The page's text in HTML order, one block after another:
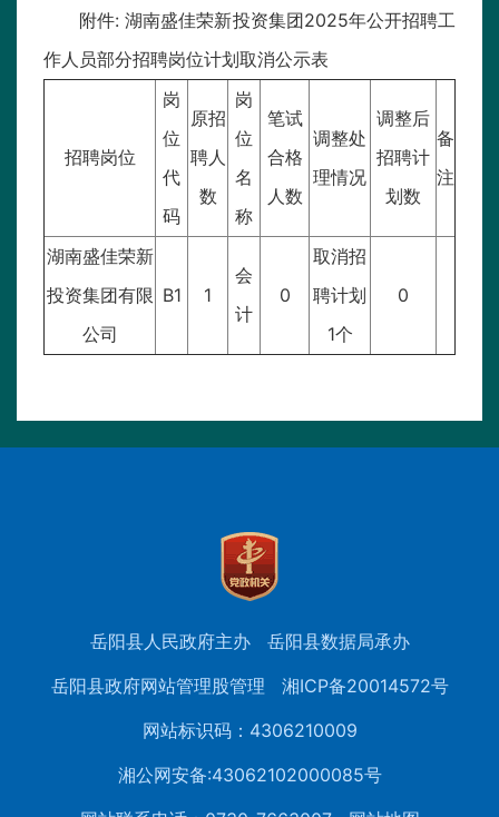
附件: 湖南盛佳荣新投资集团2025年公开招聘工
作人员部分招聘岗位计划取消公示表
招聘岗位
岗
位
代
码
原招
聘人
数
岗
位
名
称
笔试
合格
人数
调整处
理情况
调整后
招聘计
划数
备
注
湖南盛佳荣新
投资集团有限
公司
B1 1
会
计
0
取消招
聘计划
1个
0
岳阳县人民政府主办
岳阳县数据局承办
岳阳县政府网站管理股管理
湘ICP备20014572号
网站标识码：4306210009
湘公网安备:43062102000085号